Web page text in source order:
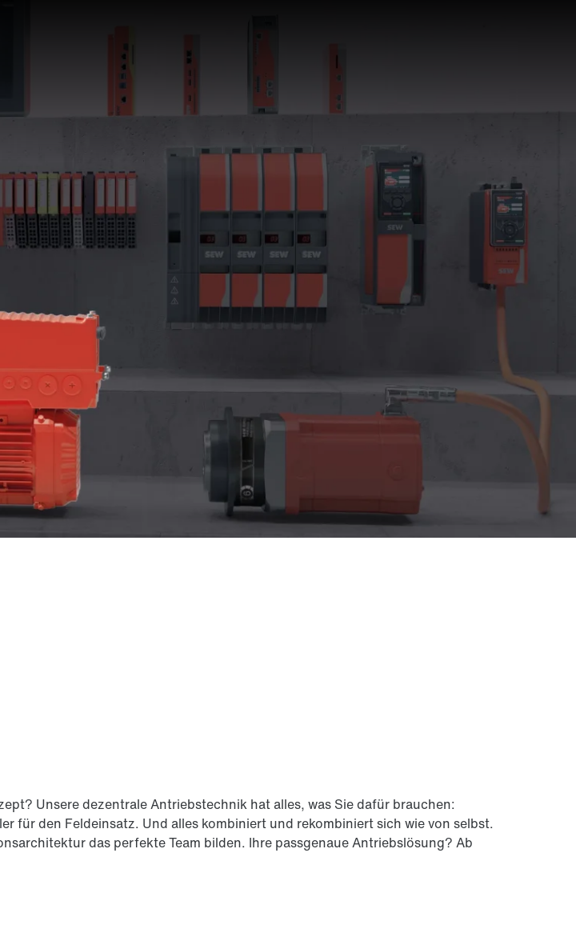
Unsere dezentrale Antriebstechnik hat alles, was Sie dafür brauchen:
den Feldeinsatz. Und alles kombiniert und rekombiniert sich wie von selbst.
das perfekte Team bilden. Ihre passgenaue Antriebslösung? Ab